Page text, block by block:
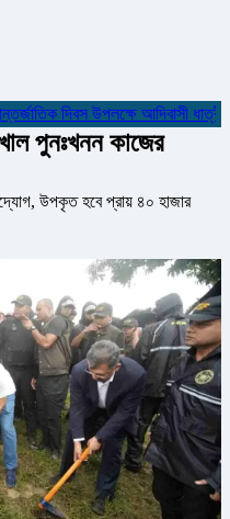
দিবস উপলক্ষে আদিবাসী
পুনঃখনন কাজের
উপকৃত হবে প্রায় ৪০ হাজার